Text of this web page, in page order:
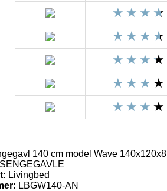
140 cm model Wave
SENGEGAVLE
Livingbed
LBGW140-AN